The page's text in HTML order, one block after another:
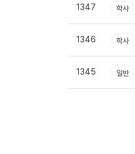
1347 학사
1346 학사
1345 일반